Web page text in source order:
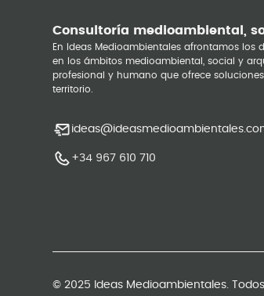
Consultoría medioambiental,
En Ideas Medioambientales afrontamos los
en los ámbitos medioambiental, social y
profesional y humano que ofrece
territorio.
+34 967 610 710
© 2025 Ideas Medioambientales.